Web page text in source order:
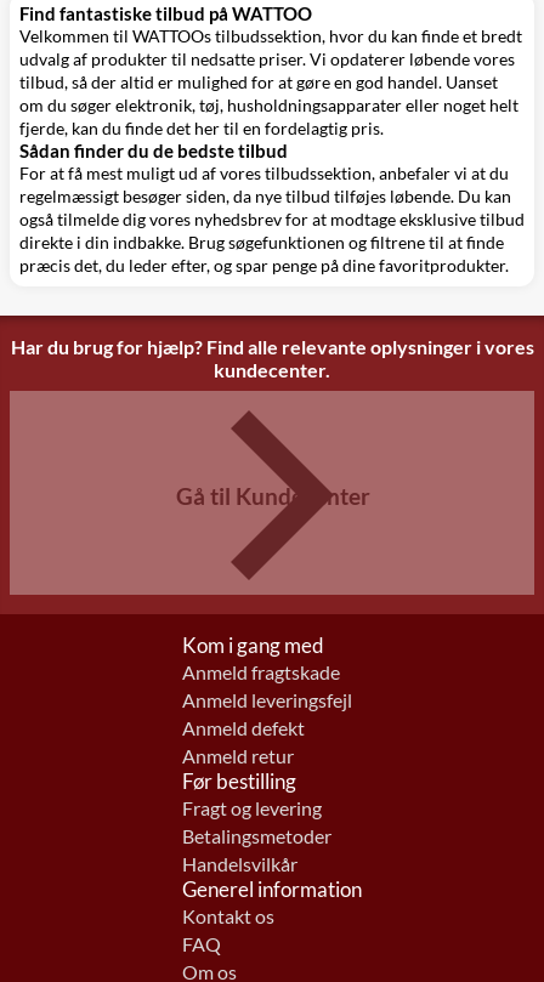
Find fantastiske tilbud på WATTOO
Velkommen til WATTOOs tilbudssektion, hvor du kan finde et bredt
udvalg af produkter til nedsatte priser. Vi opdaterer løbende vores
tilbud, så der altid er mulighed for at gøre en god handel. Uanset
om du søger elektronik, tøj, husholdningsapparater eller noget helt
fjerde, kan du finde det her til en fordelagtig pris.
Sådan finder du de bedste tilbud
For at få mest muligt ud af vores tilbudssektion, anbefaler vi at du
regelmæssigt besøger siden, da nye tilbud tilføjes løbende. Du kan
også tilmelde dig vores nyhedsbrev for at modtage eksklusive tilbud
direkte i din indbakke. Brug søgefunktionen og filtrene til at finde
præcis det, du leder efter, og spar penge på dine favoritprodukter.
Har du brug for hjælp? Find alle relevante oplysninger i vores
kundecenter.
Gå til Kundecenter
Kom i gang med
Anmeld fragtskade
Anmeld leveringsfejl
Anmeld defekt
Anmeld retur
Før bestilling
Fragt og levering
Betalingsmetoder
Handelsvilkår
Generel information
Kontakt os
FAQ
Om os